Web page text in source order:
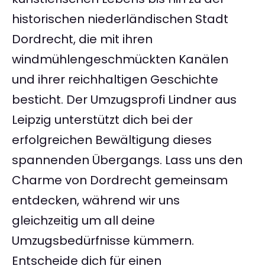
historischen niederländischen Stadt
Dordrecht, die mit ihren
windmühlengeschmückten Kanälen
und ihrer reichhaltigen Geschichte
besticht. Der Umzugsprofi Lindner aus
Leipzig unterstützt dich bei der
erfolgreichen Bewältigung dieses
spannenden Übergangs. Lass uns den
Charme von Dordrecht gemeinsam
entdecken, während wir uns
gleichzeitig um all deine
Umzugsbedürfnisse kümmern.
Entscheide dich für einen